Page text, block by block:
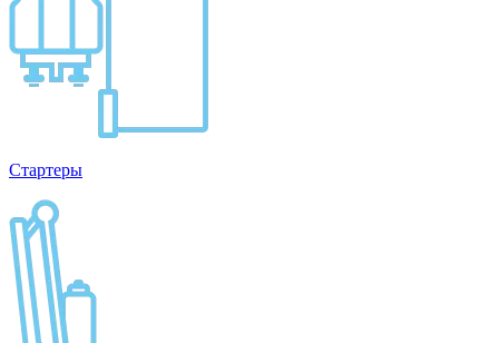
Стартеры